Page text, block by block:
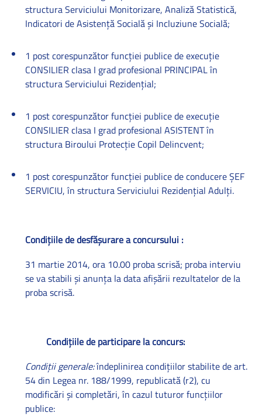
structura Serviciului Monitorizare, Analiză Statistică,
Indicatori de Asistenţă Socială şi Incluziune Socială;
1 post corespunzător funcţiei publice de execuţie
CONSILIER clasa I grad profesional PRINCIPAL în
structura Serviciului Rezidenţial;
1 post corespunzător funcţiei publice de execuţie
CONSILIER clasa I grad profesional ASISTENT în
structura Biroului Protecţie Copil Delincvent;
1 post corespunzător funcţiei publice de conducere ŞEF
SERVICIU, în structura Serviciului Rezidenţial Adulţi.
Condiţiile de desfăşurare a concursului :
31 martie 2014, ora 10.00 proba scrisă; proba interviu
se va stabili şi anunţa la data afişării rezultatelor de la
proba scrisă.
Condiţiile de participare la concurs:
Condiţii generale:îndeplinirea condiţiilor stabilite de art.
54 din Legea nr. 188/1999, republicată (r2), cu
modificări şi completări, în cazul tuturor funcţiilor
publice: